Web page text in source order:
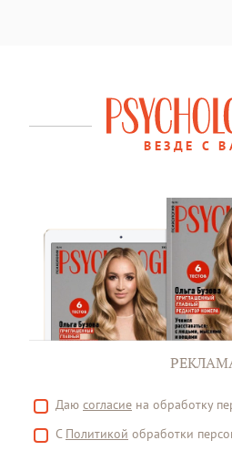
ВЕЗДЕ С
Даю согласие на обработку
С Политикой обработки